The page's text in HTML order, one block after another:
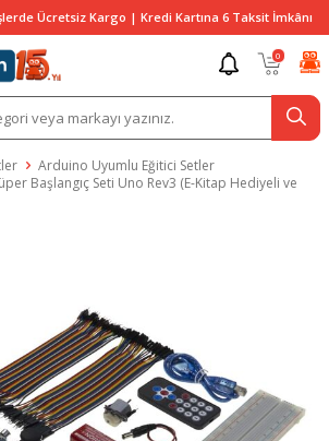
Ücretsiz Kargo | Kredi Kartına 6 Taksit İmkânı
0
Arduino Uyumlu Eğitici Setler
Başlangıç Seti Uno Rev3 (E-Kitap Hediyeli ve